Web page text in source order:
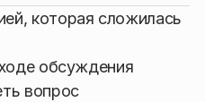
которая сложилась
обсуждения
вопрос